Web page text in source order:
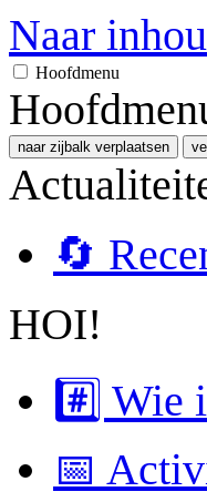
Naar
Hoofdmenu
naar zijbalk verplaatsen
🔄
HOI!
#️⃣ Wie
📅